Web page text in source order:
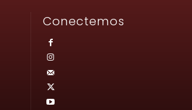
Conectemos